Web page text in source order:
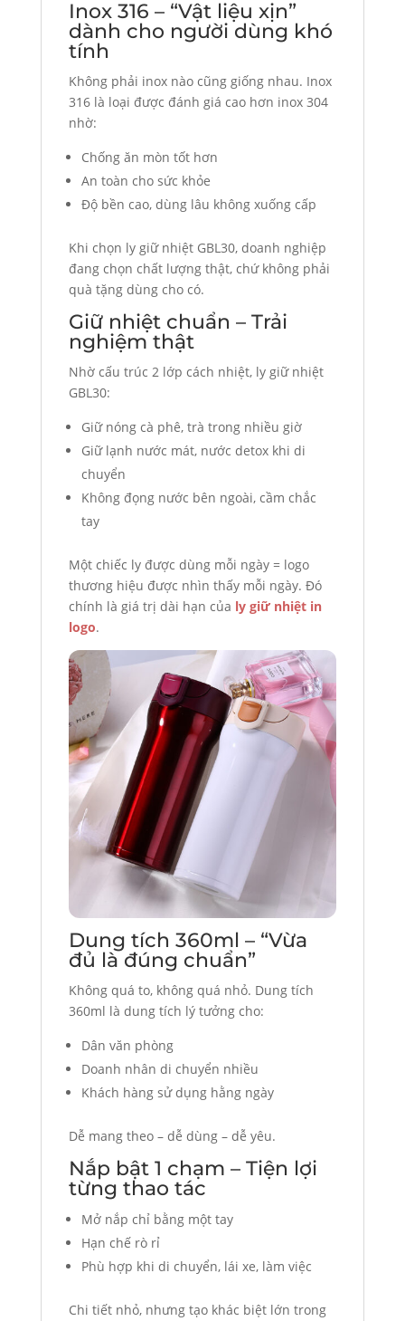
Inox 316 – “Vật liệu xịn”
dành cho người dùng khó
tính
Không phải inox nào cũng giống nhau. Inox
316 là loại được đánh giá cao hơn inox 304
nhờ:
Chống ăn mòn tốt hơn
An toàn cho sức khỏe
Độ bền cao, dùng lâu không xuống cấp
Khi chọn ly giữ nhiệt GBL30, doanh nghiệp
đang chọn chất lượng thật, chứ không phải
quà tặng dùng cho có.
Giữ nhiệt chuẩn – Trải
nghiệm thật
Nhờ cấu trúc 2 lớp cách nhiệt, ly giữ nhiệt
GBL30:
Giữ nóng cà phê, trà trong nhiều giờ
Giữ lạnh nước mát, nước detox khi di
chuyển
Không đọng nước bên ngoài, cầm chắc
tay
Một chiếc ly được dùng mỗi ngày = logo
thương hiệu được nhìn thấy mỗi ngày. Đó
chính là giá trị dài hạn của ly giữ nhiệt in
logo.
Dung tích 360ml – “Vừa
đủ là đúng chuẩn”
Không quá to, không quá nhỏ. Dung tích
360ml là dung tích lý tưởng cho:
Dân văn phòng
Doanh nhân di chuyển nhiều
Khách hàng sử dụng hằng ngày
Dễ mang theo – dễ dùng – dễ yêu.
Nắp bật 1 chạm – Tiện lợi
từng thao tác
Mở nắp chỉ bằng một tay
Hạn chế rò rỉ
Phù hợp khi di chuyển, lái xe, làm việc
Chi tiết nhỏ, nhưng tạo khác biệt lớn trong